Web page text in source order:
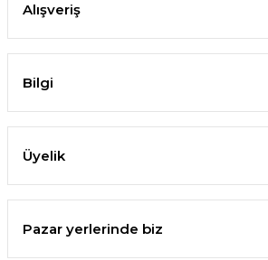
Alışveriş
Bilgi
Üyelik
Pazar yerlerinde biz